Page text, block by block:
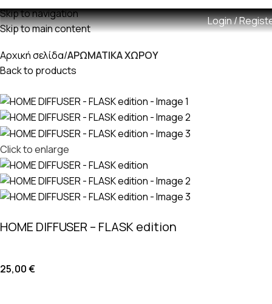
Skip to navigation
Skip to main content
Login /
Αρχική σελίδα ΑΡΩΜΑΤΙΚΑ ΧΩΡΟΥ
Back to products
Click to enlarge
HOME DIFFUSER – FLASK edition
25,00€